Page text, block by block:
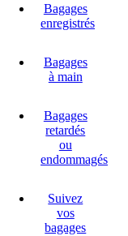
Bagages
enregistrés
Bagages
à main
Bagages
retardés
ou
endommagés
Suivez
vos
bagages